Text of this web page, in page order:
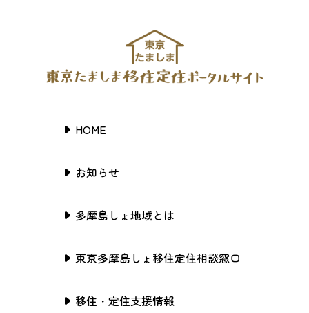
HOME
お知らせ
多摩島しょ地域とは
東京多摩島しょ移住定住相談窓口
移住・定住支援情報